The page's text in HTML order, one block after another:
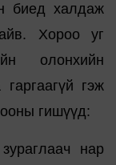
биед халдаж
Хороо уг
олонхийн
гэж
гишүүд:
нар